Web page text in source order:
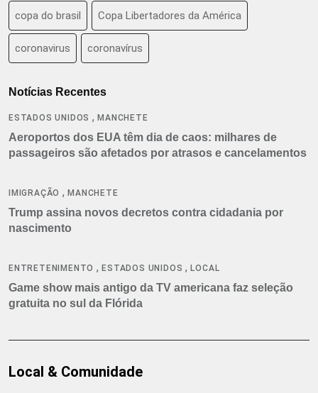
copa do brasil Copa Libertadores da América
coronavirus coronavírus
Notícias Recentes
ESTADOS UNIDOS ,MANCHETE
Aeroportos dos EUA têm dia de caos: milhares de
passageiros são afetados por atrasos e cancelamentos
IMIGRAÇÃO ,MANCHETE
Trump assina novos decretos contra cidadania por
nascimento
ENTRETENIMENTO ,ESTADOS UNIDOS ,LOCAL
Game show mais antigo da TV americana faz seleção
gratuita no sul da Flórida
Local & Comunidade